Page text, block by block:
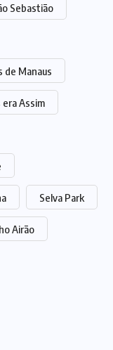
Sebastião
de Manaus
era Assim
Selva Park
Airão